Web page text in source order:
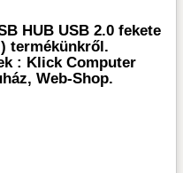
HUB USB 2.0 fekete
termékünkről.
: Klick Computer
Web-Shop.